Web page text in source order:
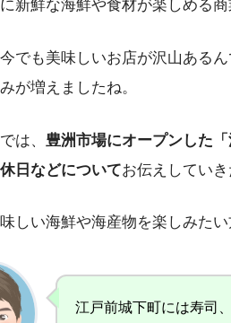
新鮮な海鮮や食材が楽しめる
でも美味しいお店が沢山ある
が増えましたね。
は、 豊洲市場にオープンした
日などについてお伝えしてい
しい海鮮や海産物を楽しみた
江戸前城下町には寿司